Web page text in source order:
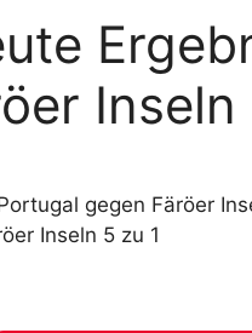
WM
Tabelle
WM 2026
Spielort
Fußball WM
Ausfüllen &
Inseln
gegen Färöer
Inseln 5 zu 1